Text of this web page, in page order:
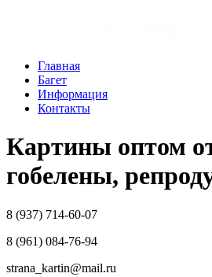
Главная
Багет
Информация
Контакты
Картины оптом
гобелены,
8 (937) 714-60-07
8 (961) 084-76-94
strana_kartin@mail.ru